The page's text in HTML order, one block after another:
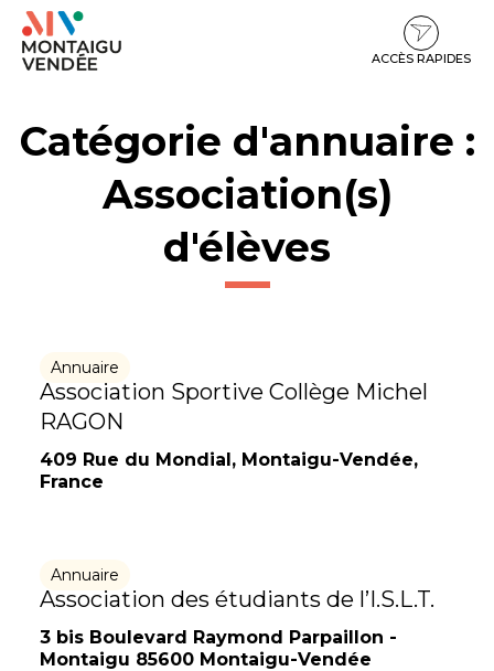
Gestion des traceurs
Aller
Aller
contenu
Aller
pied
ACCÈS RAPIDES
Catégorie d'annuaire :
Association(s)
d'élèves
Annuaire
Association Sportive Collège Michel
RAGON
409 Rue du Mondial, Montaigu-Vendée,
France
Annuaire
Association des étudiants de l’I.S.L.T.
3 bis Boulevard Raymond Parpaillon -
Montaigu 85600 Montaigu-Vendée